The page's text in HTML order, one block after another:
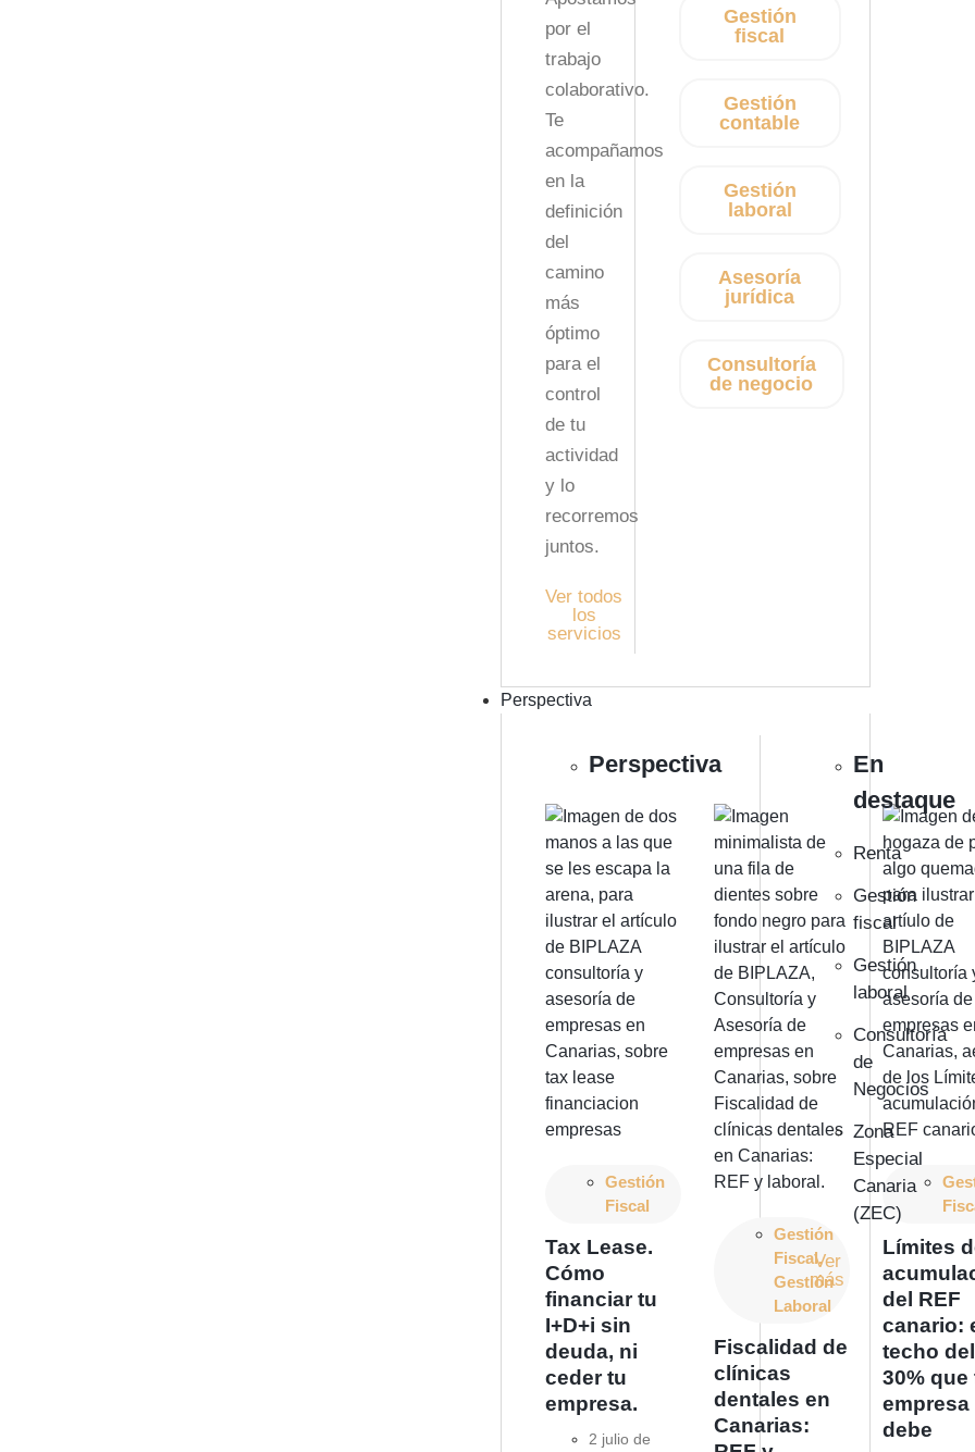
por el
trabajo
colaborativo.
Te
acompañamos
en la
definición
del
camino
más
óptimo
para el
control
de tu
actividad
y lo
recorremos
juntos.
Ver todos
los
servicios
Gestión
fiscal
Gestión
contable
Gestión
laboral
Asesoría
jurídica
Consultoría
de negocio
Perspectiva
Perspectiva
Gestión
Fiscal
Tax Lease.
Cómo
financiar tu
I+D+i sin
deuda, ni
ceder tu
empresa.
2 julio de
Gestión
Fiscal,
Gestión
Laboral
Fiscalidad de
clínicas
dentales en
Canarias:
Límites
del REF
canario:
techo del
30% que
empresa
debe
En
destaque
Renta
Gestión
fiscal
Gestión
laboral
Consultoría
de
Negocios
Zona
Especial
Canaria
(ZEC)
Ver
más